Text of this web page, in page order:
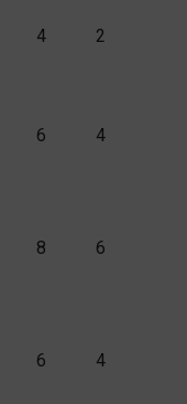
4 2
6 4
8 6
6 4